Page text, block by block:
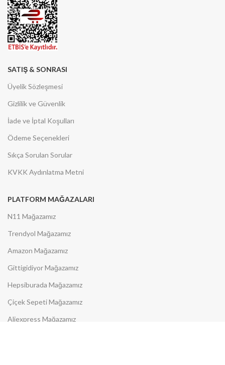
SATIŞ & SONRASI
Üyelik Sözleşmesi
Gizlilik ve Güvenlik
İade ve İptal Koşulları
Ödeme Seçenekleri
Sıkça Sorulan Sorular
KVKK Aydınlatma Metni
PLATFORM MAĞAZALARI
N11 Mağazamız
Trendyol Mağazamız
Amazon Mağazamız
Gittigidiyor Mağazamız
Hepsiburada Mağazamız
Çiçek Sepeti Mağazamız
Aliexpress Mağazamız